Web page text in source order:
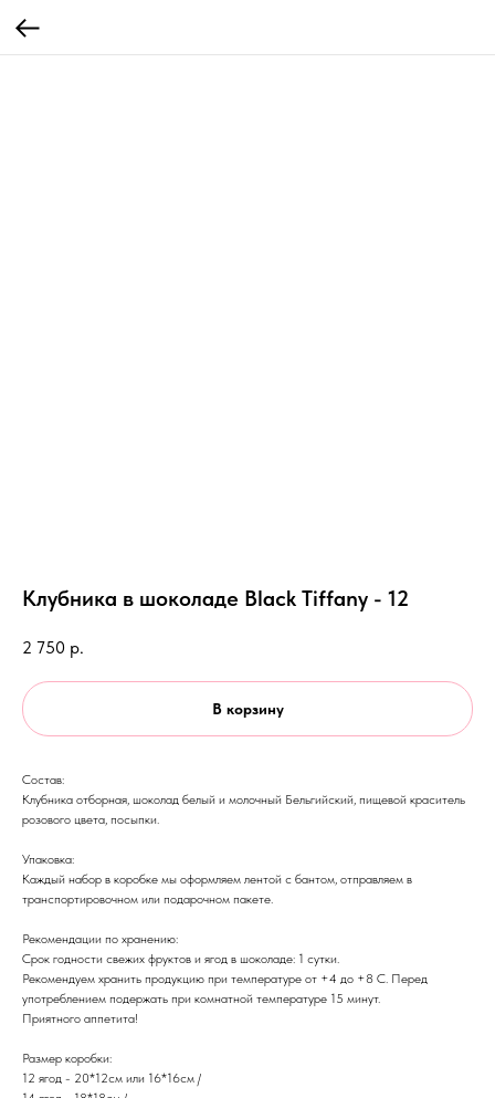
Клубника в шоколаде Black Tiffany - 12
2 750 р.
В корзину
Состав:
Клубника отборная, шоколад белый и молочный Бельгийский, пищевой краситель
розового цвета, посыпки.
Упаковка:
Каждый набор в коробке мы оформляем лентой с бантом, отправляем в
транспортировочном или подарочном пакете.
Рекомендации по хранению:
Срок годности свежих фруктов и ягод в шоколаде: 1 сутки.
Рекомендуем хранить продукцию при температуре от +4 до +8 С. Перед
употреблением подержать при комнатной температуре 15 минут.
​Приятного аппетита!
Размер коробки:
12 ягод - 20*12см или 16*16см /